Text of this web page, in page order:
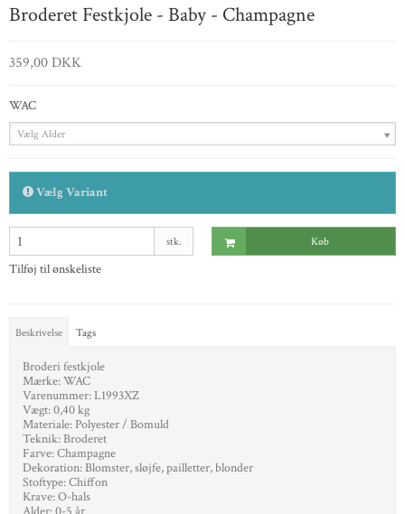
Broderet Festkjole - Baby - Champagne
359,00 DKK
WAC
Vælg Alder
Vælg Variant
stk. Køb
Tilføj til ønskeliste
Beskrivelse Tags
Broderi festkjole
Mærke: WAC
Varenummer: L1993XZ
Vægt: 0,40 kg
Materiale: Polyester / Bomuld
Teknik: Broderet
Farve: Champagne
Dekoration: Blomster, sløjfe, pailletter, blonder
Stoftype: Chiffon
Krave: O-hals